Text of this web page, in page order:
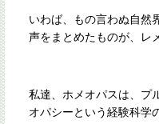
いわば、もの言わぬ自然
声をまとめたものが、レ
私達、ホメオパスは、プ
オパシーという経験科学